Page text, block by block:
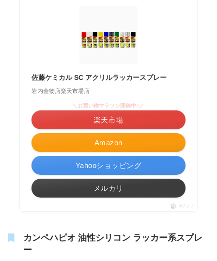
佐藤ケミカル SC アクリルラッカースプレー
岩内金物店楽天市場店
Amazon
＼お買い物マラソン開催中♪／
楽天市場
Yahooショッピング
メルカリ
ポチップ
カンペハピオ 油性シリコン ラッカー系スプレ
ー